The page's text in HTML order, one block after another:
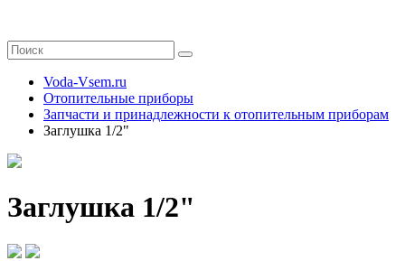
Voda-Vsem.ru
Отопительные приборы
Запчасти и принадлежности к отопительным приборам
Заглушка 1/2"
Заглушка 1/2"